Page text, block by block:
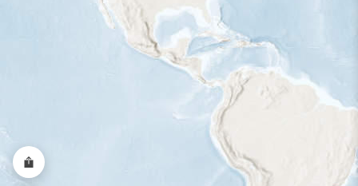
Rango de invierno
Rango a lo largo del año